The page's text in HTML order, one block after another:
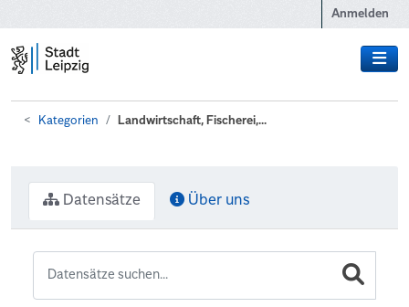
Anmelden
Kategorien Landwirtschaft, Fischerei,...
Datensätze Über uns